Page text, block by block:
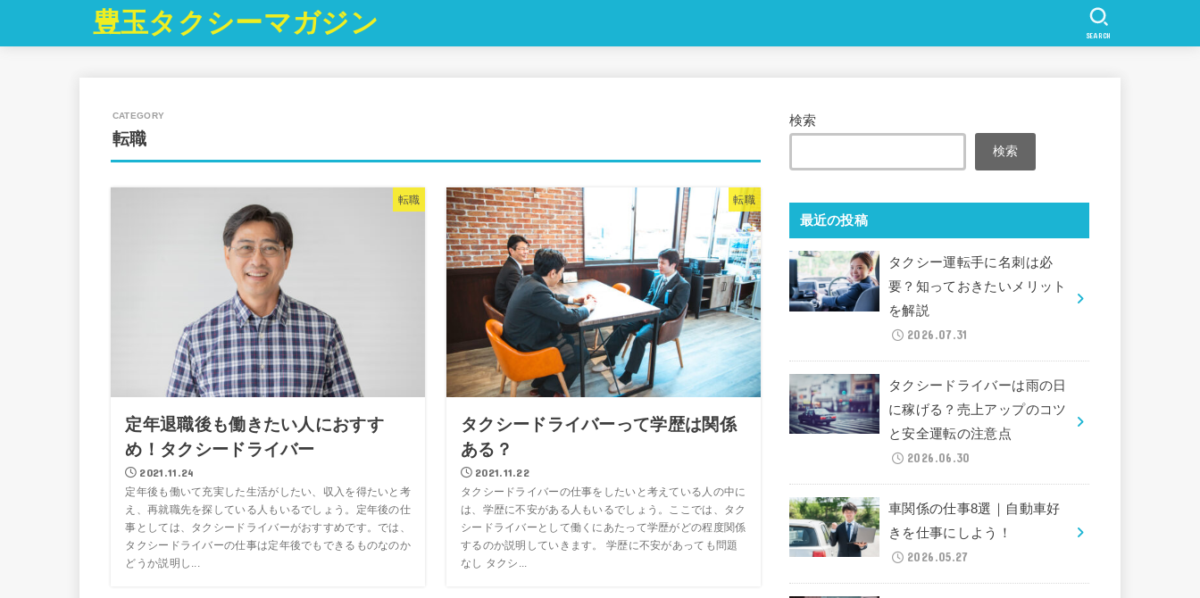
豊玉タクシーマガジン SEARCH
転職
転職
定年退職後も働きたい人におすす
め！タクシードライバー
2021.11.24
定年後も働いて充実した生活がしたい、収入を得たいと考
え、再就職先を探している人もいるでしょう。定年後の仕
事としては、タクシードライバーがおすすめです。では、
タクシードライバーの仕事は定年後でもできるものなのか
どうか説明し...
転職
タクシードライバーって学歴は関係
ある？
2021.11.22
タクシードライバーの仕事をしたいと考えている人の中に
は、学歴に不安がある人もいるでしょう。ここでは、タク
シードライバーとして働くにあたって学歴がどの程度関係
するのか説明していきます。 学歴に不安があっても問題
なし タクシ...
検索
検索
最近の投稿
タクシー運転手に名刺は必
要？知っておきたいメリット
を解説
2026.07.31
タクシードライバーは雨の日
に稼げる？売上アップのコツ
と安全運転の注意点
2026.06.30
車関係の仕事8選｜自動車好
きを仕事にしよう！
2026.05.27